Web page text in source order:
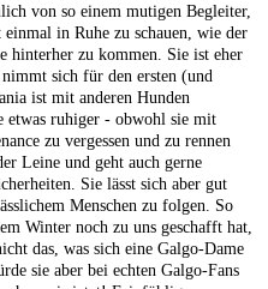
von so einem mutigen Begleiter,
in Ruhe zu schauen, wie der
hinterher zu kommen. Sie ist eher
sich für den ersten (und
ist mit anderen Hunden
etwas ruhiger - obwohl sie mit
zu vergessen und zu rennen
Leine und geht auch gerne
Sie lässt sich aber gut
Menschen zu folgen. So
Winter noch zu uns geschafft hat,
das, was sich eine Galgo-Dame
sie aber bei echten Galgo-Fans